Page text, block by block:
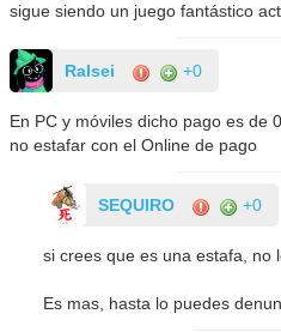
sigue siendo un juego fantástico
Ralsei +0
En PC y móviles dicho pago es de
no estafar con el Online de pago
SEQUIRO +0
si crees que es una estafa, no
Es mas, hasta lo puedes